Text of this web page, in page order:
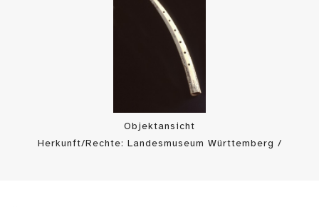
Objektansicht
Herkunft/Rechte: Landesmuseum Württemberg /